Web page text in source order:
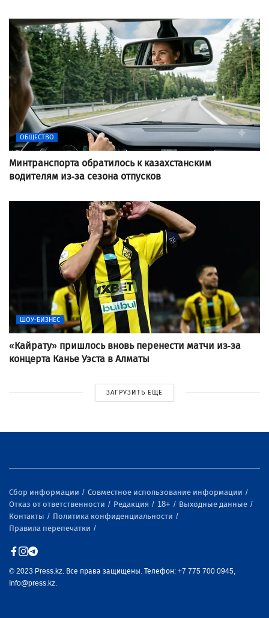
ОБЩЕСТВО
Минтранспорта обратилось к казахстанcким
водителям из-за сезона отпусков
ШОУ-БИЗНЕС
«Кайрату» пришлось вновь перенести матчи из-за
концерта Канье Уэста в Алматы
ЗАГРУЗИТЬ ЕЩЕ
Сбор информации
Совместное использование информации
Отказ от ответственности
Редакция 18+
Выходные данные
Контакты
Политика конфиденциальности
Правила перепечатки
© 2023 Press.kz. Все права защищены. Телефон: +7 775 700 0945,
Info@press.kz.